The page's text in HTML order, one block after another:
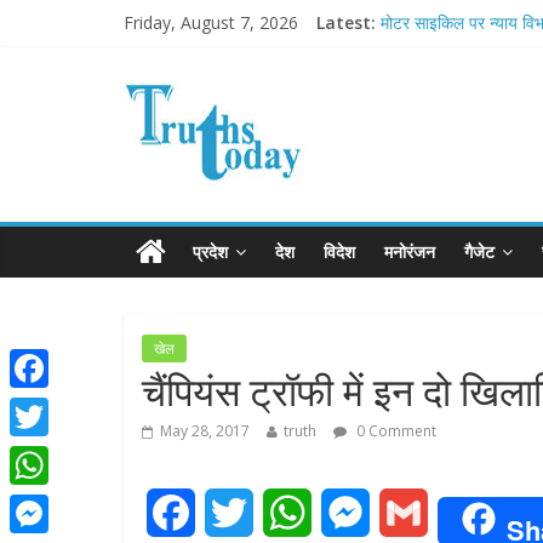
Friday, August 7, 2026 Latest: मोटर साइकिल पर न्याय
प्रदेश देश विदेश मनोरंजन गैजेट
खेल
चैंपियंस ट्रॉफी में इन दो
May 28, 2017 truth 0 Comment
W
M
F
a
c
e
T
w
i
W